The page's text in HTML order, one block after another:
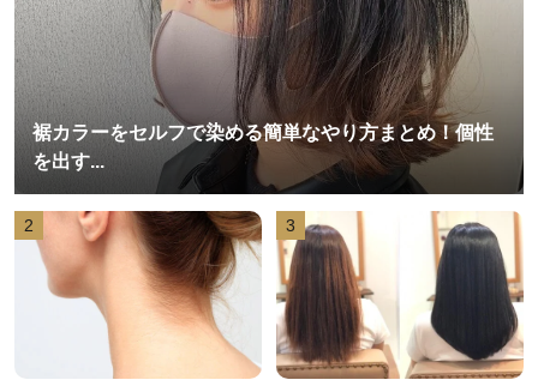
裾カラーをセルフで染める簡単なやり方まとめ！個性
を出す...
2 3